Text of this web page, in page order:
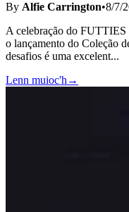
By Alfie Carrington•8/7/
A celebração do
o lançamento do Coleção
desafios é uma excelent...
Lenn muioc'h →